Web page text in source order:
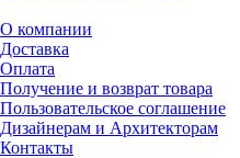
О компании
Доставка
Оплата
Получение и возврат товара
Пользовательское соглашение
Дизайнерам и Архитекторам
Контакты